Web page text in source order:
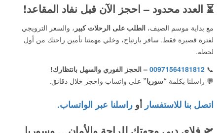
⏳ العدد محدود – احجز الآن قبل نفاد المقاعد!
مع بداية موسم الصيف، الطلب على الرحلات كبير ، والسعر الترويجي
لفترة قصيرة فقط. سافر بارتياح، وخلي مهمتنا تأمين راحتك من أول
لحظة.
📞
00971564181812 – الحجز الفوري والسهل بانتظارك!
💬 راسلنا بكلمة “سوريا” على واتساب واحجز خلال دقائق.
اتصل بنا للاستفسار أو راسلنا عبر الواتساب.
🛫 فلاي دبي وجهتك للراحة والأمان… وسوريا